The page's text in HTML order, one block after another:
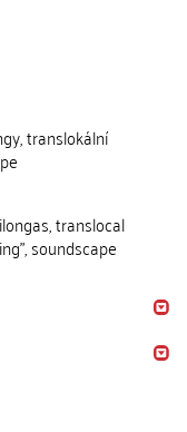
translokální
translocal
soundscape